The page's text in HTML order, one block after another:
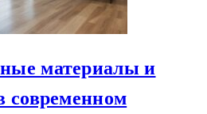
материалы и
современном